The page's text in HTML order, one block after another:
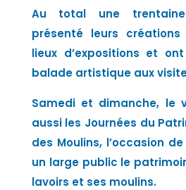
Au total une
présenté leurs
lieux d’expositions et
balade artistique aux
Samedi et dimanche, le
aussi les Journées du
des Moulins, l’occasion
un large public le
lavoirs et ses moulins.